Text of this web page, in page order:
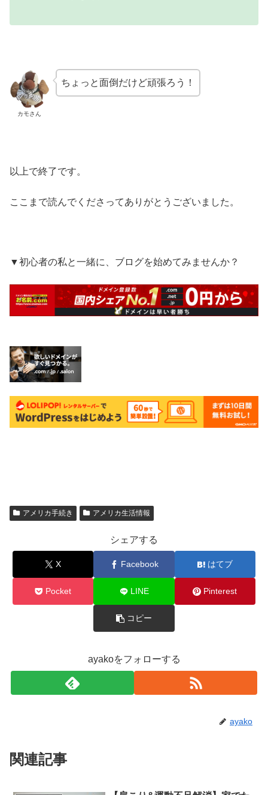
カモさん
ちょっと面倒だけど頑張ろう！
以上で終了です。
ここまで読んでくださってありがとうございました。
▼初心者の私と一緒に、ブログを始めてみませんか？
アメリカ手続き アメリカ生活情報
シェアする
X Facebook はてブ
Pocket LINE Pinterest
コピー
ayakoをフォローする
ayako
関連記事